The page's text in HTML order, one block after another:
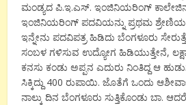
ಮಂಡ್ಯದ ಪಿ.ಇ.ಎಸ್. ಇಂಜಿನಿಯರಿಂಗ್
ಇಂಜಿನಿಯರಿಂಗ್ ಪದವಿಯನ್ನು ಪ್ರಥಮ
ಇನ್ನೇನು ಪದವಿಪತ್ರ ಹಿಡಿದು ಬೆಂಗಳೂರು
ಸಂಬಳ ಗಳಿಸುವ ಉದ್ಯೋಗ ಹಿಡಿಯುತ್ತೇನೆ,
ಕನಸು ಕಂಡು ಅಪ್ಪನ ಎದುರು ನಿಂತಿದ್ದ ಆ
ಸಿಕ್ಕಿದ್ದು 400 ರುಪಾಯಿ. ಜೊತೆಗೆ ಒಂದು
ನಾಲ್ಕು ದಿನ ಬೆಂಗಳೂರು ಸುತ್ತಿಕೊಂಡು ಬಾ.